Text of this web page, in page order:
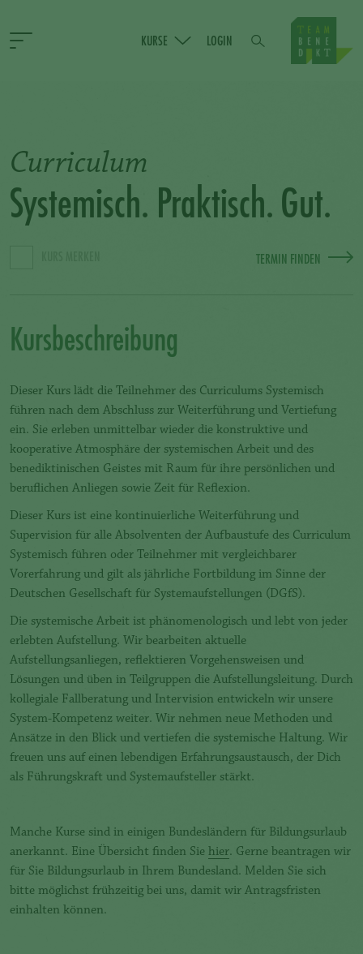
KURSE LOGIN
Curriculum
Systemisch. Praktisch. Gut.
TERMIN FINDEN
Kursbeschreibung
Dieser Kurs lädt die Teilnehmer des Curriculums Systemisch
führen nach dem Abschluss zur Weiterführung und Vertiefung
ein. Sie erleben unmittelbar wieder die konstruktive und
kooperative Atmosphäre der systemischen Arbeit und des
benediktinischen Geistes mit Raum für ihre persönlichen und
beruflichen Anliegen sowie Zeit für Reflexion.
Dieser Kurs ist eine kontinuierliche Weiterführung und
Supervision für alle Absolventen der Aufbaustufe des Curriculum
Systemisch führen oder Teilnehmer mit vergleichbarer
Vorerfahrung und gilt als jährliche Fortbildung im Sinne der
Deutschen Gesellschaft für Systemaufstellungen (DGfS).
Die systemische Arbeit ist phänomenologisch und lebt von jeder
erlebten Aufstellung. Wir bearbeiten aktuelle
Aufstellungsanliegen, reflektieren Vorgehensweisen und
Lösungen und üben in Teilgruppen die Aufstellungsleitung. Durch
kollegiale Fallberatung und Intervision entwickeln wir unsere
System-Kompetenz weiter. Wir nehmen neue Methoden und
Ansätze in den Blick und vertiefen die systemische Haltung. Wir
freuen uns auf einen lebendigen Erfahrungsaustausch, der Dich
als Führungskraft und Systemaufsteller stärkt.
Manche Kurse sind in einigen Bundesländern für Bildungsurlaub
anerkannt. Eine Übersicht finden Sie hier. Gerne beantragen wir
für Sie Bildungsurlaub in Ihrem Bundesland. Melden Sie sich
bitte möglichst frühzeitig bei uns, damit wir Antragsfristen
einhalten können.